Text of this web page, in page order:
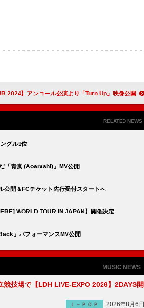
HI、ツアー【SKY-HI TOUR 2024】アンコール公演より「Turn Up」映像公開
RELATED NEWS
グル1位
「青嵐 (Aoarashi)」MV公開
公開＆FCチケット先行受付スタートへ
WORLD TOUR IN JAPAN】開催決定
」パフォーマンスMV公開
MUSIC NEWS
競技場で【LDH LIVE-EXPO 2026】2DAYS開
Ｊ－ＰＯＰ
2026年8月6日